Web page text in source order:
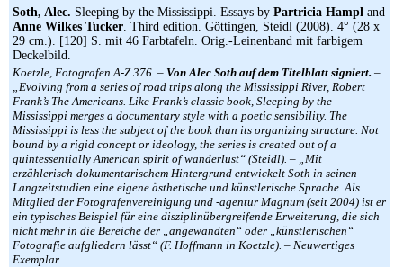
Soth, Alec. Sleeping by the Mississippi. Essays by Partricia Hampl and
Anne Wilkes Tucker. Third edition. Göttingen, Steidl (2008). 4° (28 x
29 cm.). [120] S. mit 46 Farbtafeln. Orig.-Leinenband mit farbigem
Deckelbild.
Koetzle, Fotografen A-Z 376. – Von Alec Soth auf dem Titelblatt signiert. –
„Evolving from a series of road trips along the Mississippi River, Robert
Frank’s The Americans. Like Frank’s classic book, Sleeping by the
Mississippi merges a documentary style with a poetic sensibility. The
Mississippi is less the subject of the book than its organizing structure. Not
bound by a rigid concept or ideology, the series is created out of a
quintessentially American spirit of wanderlust“ (Steidl). – „Mit
erzählerisch-dokumentarischem Hintergrund entwickelt Soth in seinen
Langzeitstudien eine eigene ästhetische und künstlerische Sprache. Als
Mitglied der Fotografenvereinigung und -agentur Magnum (seit 2004) ist er
ein typisches Beispiel für eine disziplinübergreifende Erweiterung, die sich
nicht mehr in die Bereiche der „angewandten“ oder „künstlerischen“
Fotografie aufgliedern lässt“ (F. Hoffmann in Koetzle). – Neuwertiges
Exemplar.